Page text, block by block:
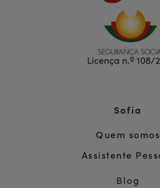
Licença n.º 108/
Sofia
Quem somos
Assistente
Blog